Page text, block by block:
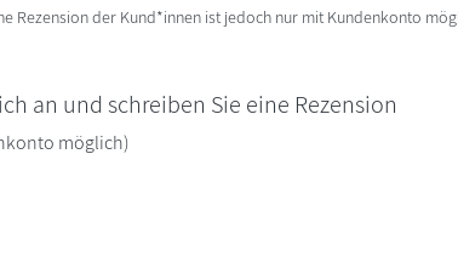
Rezension der Kund*innen ist jedoch nur mit Kundenkonto
an und schreiben Sie eine Rezension
möglich)